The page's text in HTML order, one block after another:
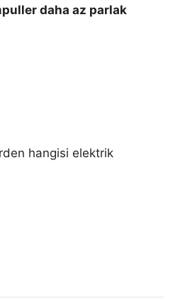
daha az parlak
hangisi elektrik